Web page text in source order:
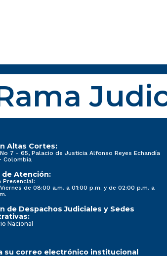
Altas Cortes:
7 - 65, Palacio de Justicia Alfonso Reyes Echandía
Colombia
de Atención:
Presencial:
de 08:00 a.m. a 01:00 p.m. y de 02:00 p.m. a
de Despachos Judiciales y Sedes
Nacional
su correo electrónico institucional